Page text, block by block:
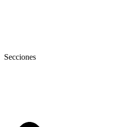
Secciones